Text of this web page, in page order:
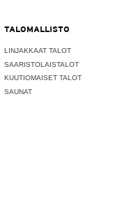
TALOMALLISTO
LINJAKKAAT TALOT
SAARISTOLAISTALOT
KUUTIOMAISET TALOT
SAUNAT